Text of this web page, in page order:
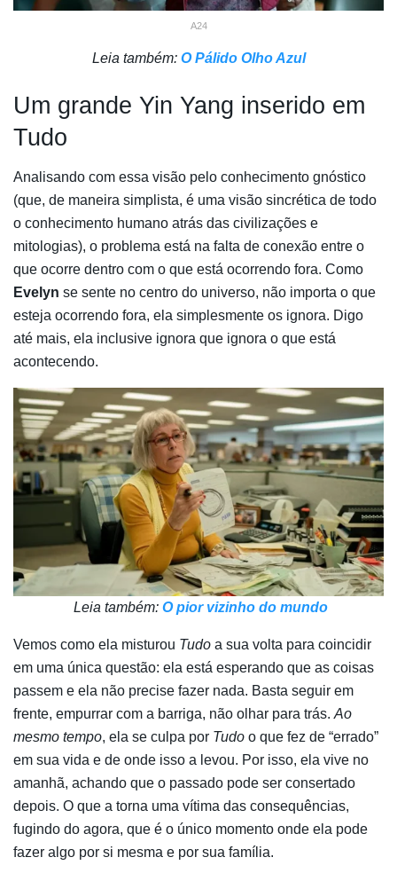
A24
Leia também: O Pálido Olho Azul
Um grande Yin Yang inserido em
Tudo
Analisando com essa visão pelo conhecimento gnóstico
(que, de maneira simplista, é uma visão sincrética de todo
o conhecimento humano atrás das civilizações e
mitologias), o problema está na falta de conexão entre o
que ocorre dentro com o que está ocorrendo fora. Como
Evelyn se sente no centro do universo, não importa o que
esteja ocorrendo fora, ela simplesmente os ignora. Digo
até mais, ela inclusive ignora que ignora o que está
acontecendo.
Leia também: O pior vizinho do mundo
Vemos como ela misturou Tudo a sua volta para coincidir
em uma única questão: ela está esperando que as coisas
passem e ela não precise fazer nada. Basta seguir em
frente, empurrar com a barriga, não olhar para trás. Ao
mesmo tempo, ela se culpa por Tudo o que fez de “errado”
em sua vida e de onde isso a levou. Por isso, ela vive no
amanhã, achando que o passado pode ser consertado
depois. O que a torna uma vítima das consequências,
fugindo do agora, que é o único momento onde ela pode
fazer algo por si mesma e por sua família.